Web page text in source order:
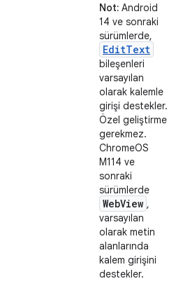
Not: Android
14 ve sonraki
sürümlerde,
EditText
bileşenleri
varsayılan
olarak kalemle
girişi destekler.
Özel geliştirme
gerekmez.
ChromeOS
M114 ve
sonraki
sürümlerde
WebView ,
varsayılan
olarak metin
alanlarında
kalem girişini
destekler.